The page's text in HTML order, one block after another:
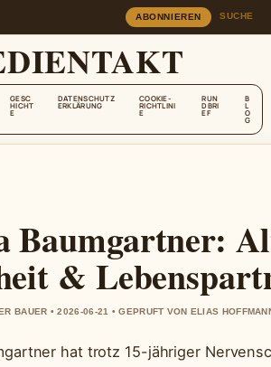
ABONNIEREN SUCHE
GESC
HICHT
E
DATENSCHUTZ
ERKLÄRUNG
COOKIE-
RICHTLINI
E
RUN
DBRI
EF
B
L
O
G
Baumgartner:
&
BAUER • 2026-06-21 • GEPRUFT VON ELIAS
hat trotz 15-jähriger